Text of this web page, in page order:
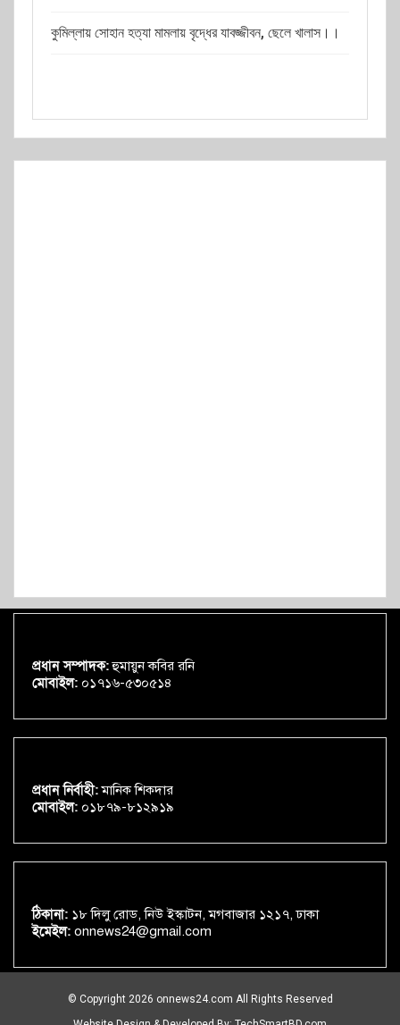
কুমিল্লায় সোহান হত্যা মামলায় বৃদ্ধের যাবজ্জীবন, ছেলে খালাস।।
প্রধান সম্পাদক:হুমায়ুন কবির রনি
মোবাইল: ০১৭১৬-৫৩০৫১৪
প্রধান নির্বাহী:মানিক শিকদার
মোবাইল: ০১৮৭৯-৮১২৯১৯
ঠিকানা: ১৮ দিলু রোড, নিউ ইস্কাটন, মগবাজার ১২১৭, ঢাকা
ইমেইল: onnews24@gmail.com
© Copyright 2026 onnews24.com All Rights Reserved